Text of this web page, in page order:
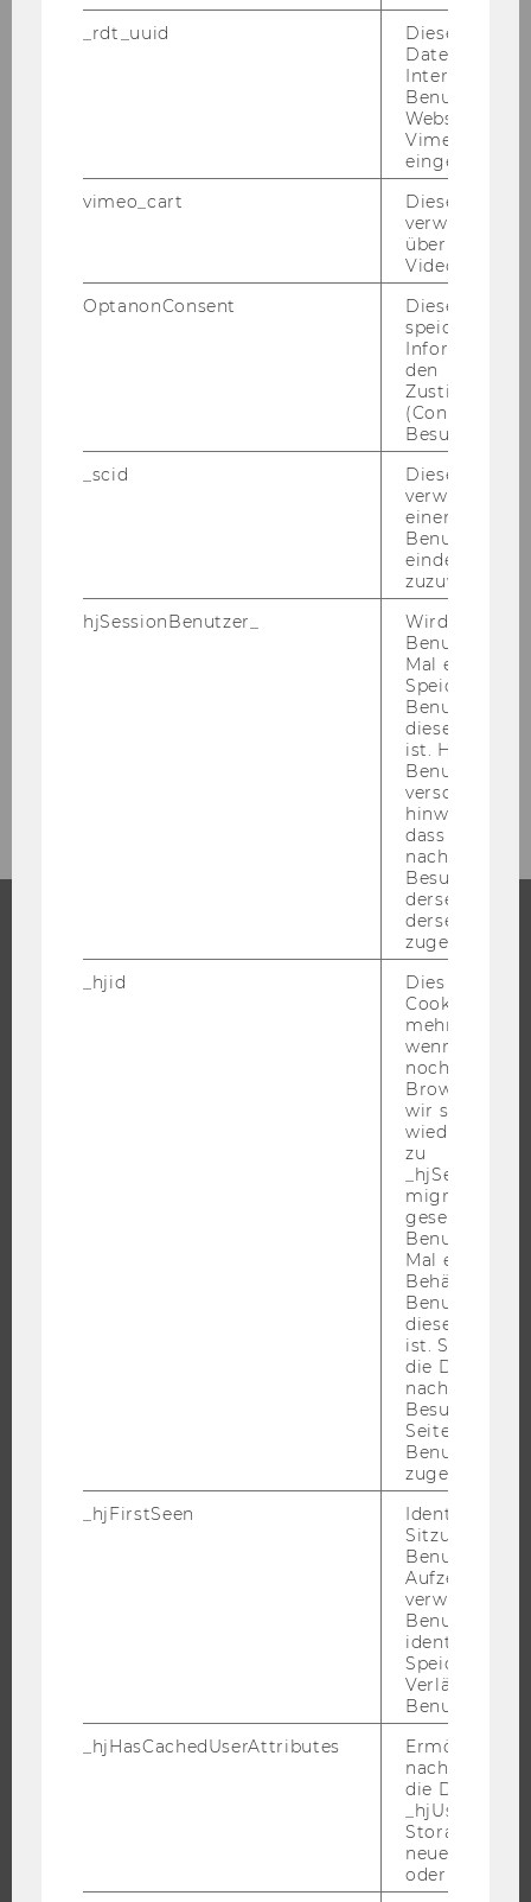
März 2014
Mitteilungsblatt vom 2. April 2014, 27. Stück
Mitteilungsblatt vom 9. April 2014, 28. Stück
Mitteilungsblatt vom 16. April 2014, 29.
Stück
Mitteilungsblatt vom 23. April 2014, 30.
Mitteilungsblatt vom 30. April 2014, 31.
Juni 2014
STUDIUM
INTERNATIONALE UND INCOMING EXCHANGE STUDIERENDE
ANGEBOTE FÜR SCHULEN UND STUDIENINTERESSIERTE
FORSCHENDE
ÜBER DIE WU
_rdt_uuid
Dieses
Daten über
Interaktionen
Websites, auf
Vimeo-Video
eingebettet
vimeo_cart
Dieses
verwendet,
überprüfen,
Video
OptanonConsent
Dieses Cookie
speichert
den
(Consent)
Besuchers.
_scid
Dieses
verwendet,
einem/einer
Benutzer*in
eindeutige ID
zuzuweisen
hjSessionBenutzer_
Wird gesetzt,
Benutzer
Mal eine
Speichert die
Benutzer-ID,
diese Seite
ist. Hotjar
Benutzer
verschiedene
hinweg.Stellt
dass Daten
Besuchen auf
derselben
derselben
zugeordnet
_hjid
Dies ist ein
Cookie, das
mehr setzen,
wenn ein
noch in
Browser hat,
wir seinen
zu
migrieren.
gesetzt,
Benutzer
Mal eine
Behält die
Benutzer-ID
diese Seite
ist. Stellt
die Daten von
Besuchen
Seite
Benutzer-ID
zugeordnet
_hjFirstSeen
Identifiziert
Sitzung eines
Benutzers.
verwendet,
identifizieren.
Verlängert
_hjHasCachedUserAttributes
Ermöglicht
die Daten in
Storage auf
neuesten
oder nicht.